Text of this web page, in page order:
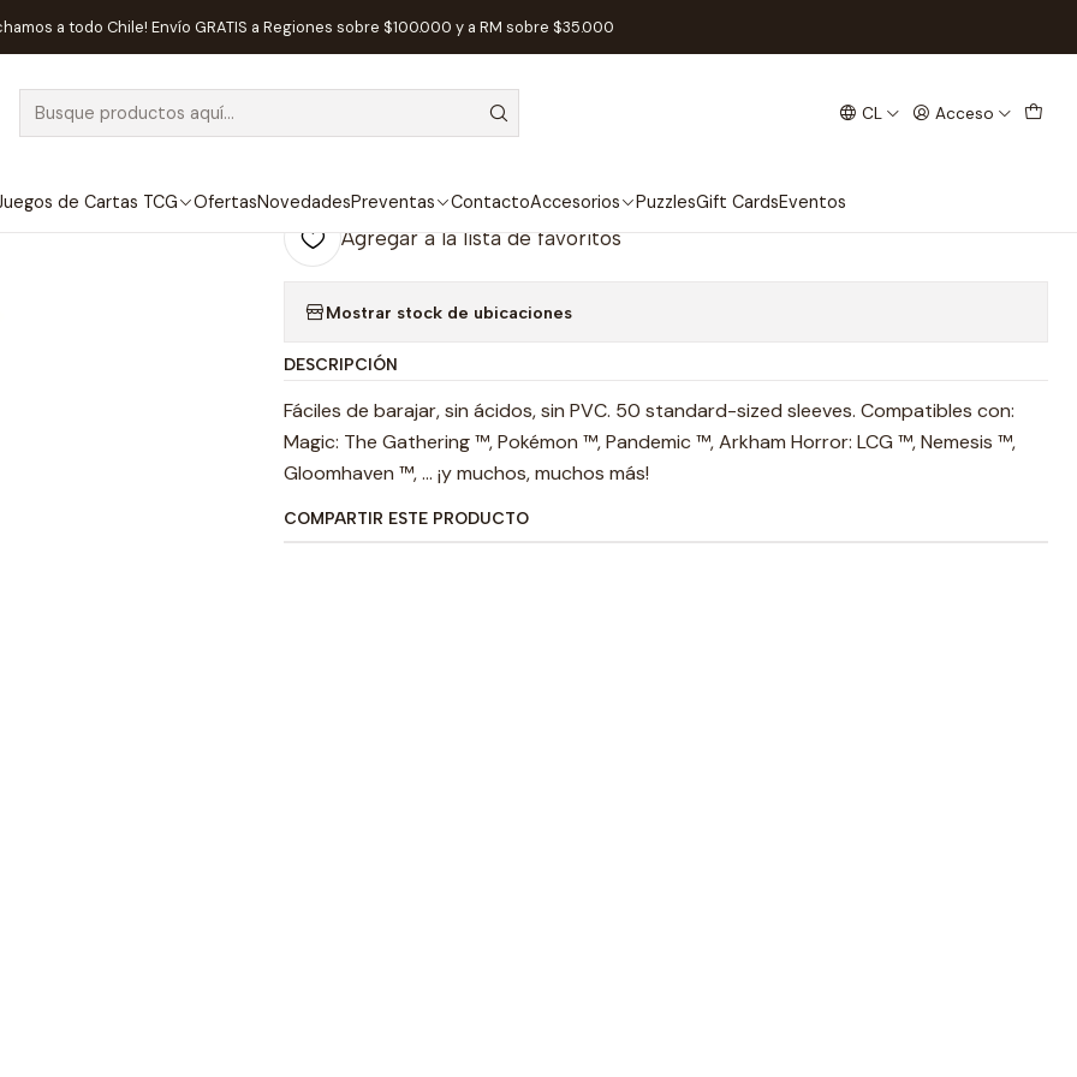
CL Acceso
de Cartas TCG OfertasNovedadesPreventas ContactoAccesorios PuzzlesGift CardsEventos
a todo Chile! Envío GRATIS a Regiones sobre $100.000 y a RM sobre $35.000
de Cartas Game Genic - Just Sleeves Standard Card Game Clear (50) - Standard 64X90MM
AGOTADO
Game Genic - Just Sleeves Standard Card
Agregar a la lista de favoritos
Mostrar stock de ubicaciones
DESCRIPCIÓN
Fáciles de barajar, sin ácidos, sin PVC. 50 standard-sized sleeves. Compatibles con:
Magic: The Gathering ™, Pokémon ™, Pandemic ™, Arkham Horror: LCG ™, Nemesis ™,
Gloomhaven ™, ... ¡y muchos, muchos más!
COMPARTIR ESTE PRODUCTO